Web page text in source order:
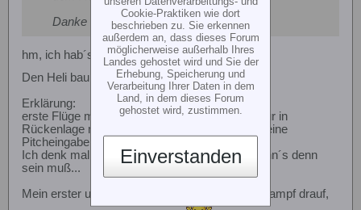
Danke Hans-Dieter
hm, ich hab´s letzte Woche testen wollen....
Den Heli bau ich gerade neu auf,
Erklärung:
erste Flüge mit 5S im Schongang, alle supie, nur in
Rückenlage mehr als dürftige Resonanz auf meine
Pitcheingaben und das bei 13°
Ich denk mal so 14° negatiev machen Sinn wenn´s denn
sein muß...
Mein erster und falscher Gedanke, mal mehr Dampf drauf,
Cookie-Praktiken wie dort
beschrieben zu. Sie erkennen
außerdem an, dass dieses Forum
möglicherweise außerhalb Ihres
Landes gehostet wird und Sie der
Erhebung, Speicherung und
Verarbeitung Ihrer Daten in dem
Land, in dem dieses Forum
gehostet wird, zustimmen.
Einverstanden